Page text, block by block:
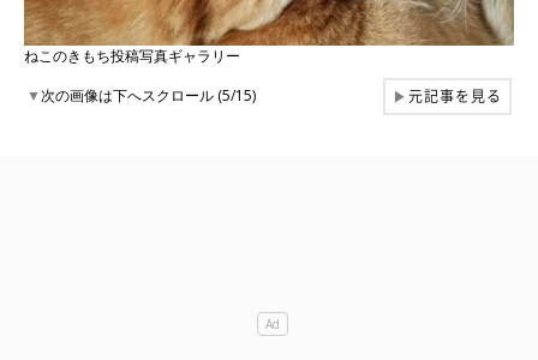
ねこのきもち投稿写真ギャラリー
▼次の画像は下へスクロール (5/15) ▶元記事を見る